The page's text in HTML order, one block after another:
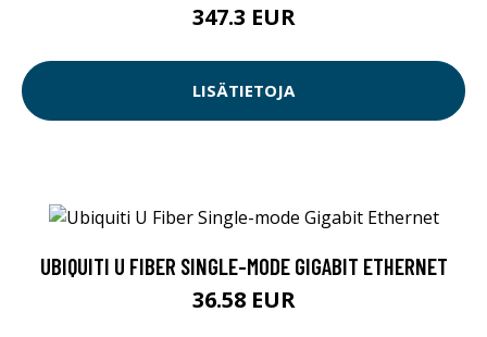
347.3 EUR
LISÄTIETOJA
UBIQUITI U FIBER SINGLE-MODE GIGABIT ETHERNET
36.58 EUR